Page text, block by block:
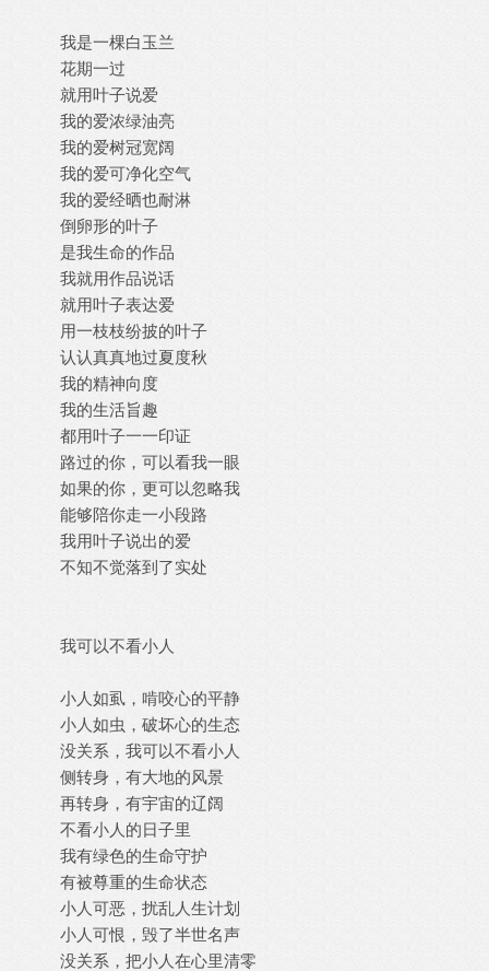
我是一棵白玉兰
花期一过
就用叶子说爱
我的爱浓绿油亮
我的爱树冠宽阔
我的爱可净化空气
我的爱经晒也耐淋
倒卵形的叶子
是我生命的作品
我就用作品说话
就用叶子表达爱
用一枝枝纷披的叶子
认认真真地过夏度秋
我的精神向度
我的生活旨趣
都用叶子一一印证
路过的你，可以看我一眼
如果的你，更可以忽略我
能够陪你走一小段路
我用叶子说出的爱
不知不觉落到了实处
我可以不看小人
小人如虱，啃咬心的平静
小人如虫，破坏心的生态
没关系，我可以不看小人
侧转身，有大地的风景
再转身，有宇宙的辽阔
不看小人的日子里
我有绿色的生命守护
有被尊重的生命状态
小人可恶，扰乱人生计划
小人可恨，毁了半世名声
没关系，把小人在心里清零